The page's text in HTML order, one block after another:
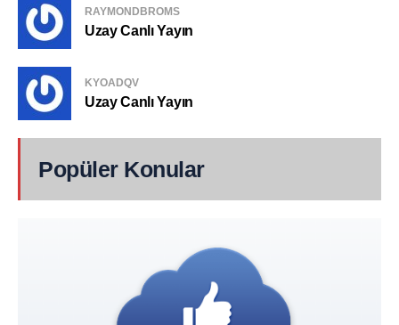
RAYMONDBROMS
Uzay Canlı Yayın
KYOADQV
Uzay Canlı Yayın
Popüler Konular